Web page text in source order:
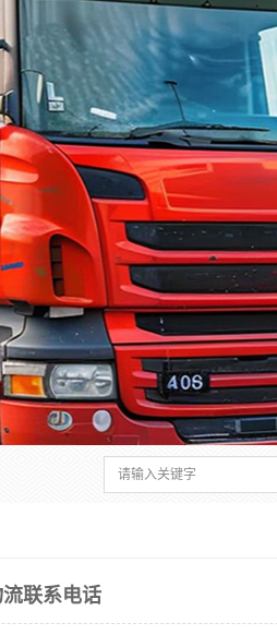
联系电话